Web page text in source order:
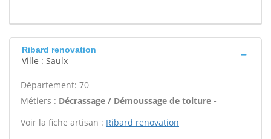
Ribard renovation
Ville : Saulx
Département: 70
Métiers : Décrassage / Démoussage de toiture -
Voir la fiche artisan : Ribard renovation